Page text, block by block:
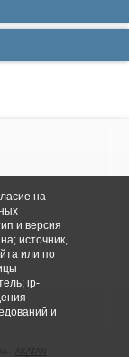
на
и версия
источник,
или по
ip-
и